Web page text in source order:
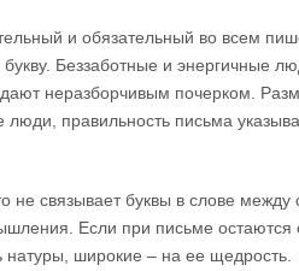
и обязательный во всем
Беззаботные и энергичные
неразборчивым почерком.
правильность письма
не связывает буквы в слове между
Если при письме остаются
натуры, широкие – на ее щедрость.